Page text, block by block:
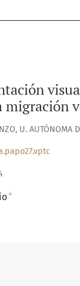
U. AUTÓNOMA
+